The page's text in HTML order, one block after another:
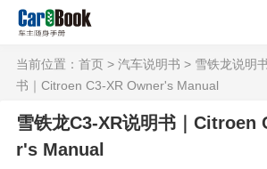
当前位置： 首页 > 汽车说明书 > 雪铁龙说明
书｜Citroen C3-XR Owner's Manual
雪铁龙C3-XR说明书｜Citroen
r's Manual